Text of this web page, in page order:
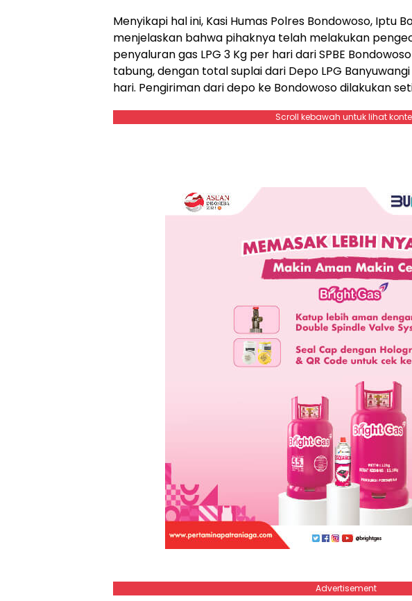
Menyikapi hal ini, Kasi Humas Polres Bondowoso, Iptu
menjelaskan bahwa pihaknya telah melakukan
penyaluran gas LPG 3 Kg per hari dari SPBE
tabung, dengan total suplai dari Depo LPG
hari. Pengiriman dari depo ke Bondowoso dilakukan
Scroll kebawah untuk lihat
Advertisement